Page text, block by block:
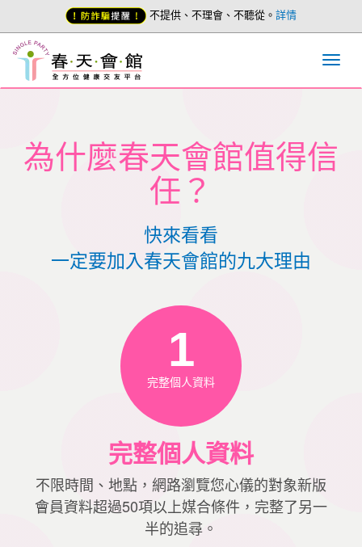
不提供、不理會、不聽從。 詳情
為什麼春天會館值得信
任？
快來看看
一定要加入春天會館的九大理由
1
完整個人資料
完整個人資料
不限時間、地點，網路瀏覽您心儀的對象新版
會員資料超過50項以上媒合條件，完整了另一
半的追尋。